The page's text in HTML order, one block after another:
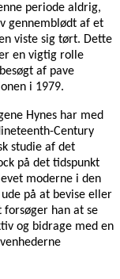
periode aldrig,
gennemblødt af et
viste sig tørt. Dette
en vigtig rolle
af pave
i 1979.
Hynes har med
Century
studie af det
på det tidspunkt
moderne i den
på at bevise eller
han at se
og bidrage med en